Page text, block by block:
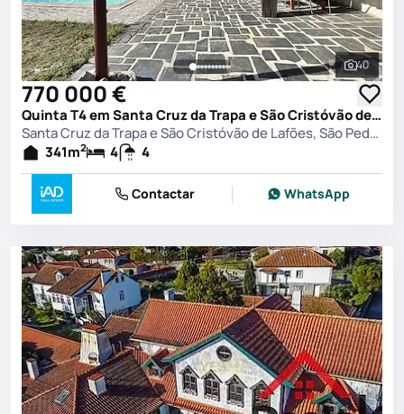
Ver
40
770 000 €
Quinta T4 em Santa Cruz da Trapa e São Cristóvão de Lafões, São Pedro do Sul
Santa Cruz da Trapa e São Cristóvão de Lafões, São Pedro do Sul
341m2 4 4
Contactar WhatsApp